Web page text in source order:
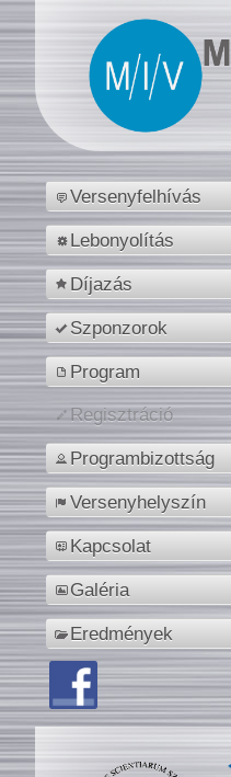
Versenyfelhívás
Lebonyolítás
Díjazás
Szponzorok
Program
Regisztráció
Programbizottság
Versenyhelyszín
Kapcsolat
Galéria
Eredmények